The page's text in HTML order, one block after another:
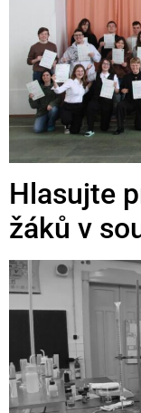
Hlasujte
žáků v